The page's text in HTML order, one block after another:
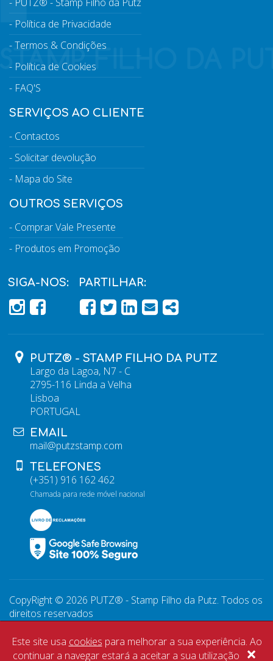
Política de Privacidade
Termos & Condições
Política de Cookies
FAQ'S
SERVIÇOS AO CLIENTE
Contactos
Solicitar devolução
Mapa do Site
OUTROS SERVIÇOS
Comprar Vale Presente
Produtos em Promoção
SIGA-NOS:
PÁGINA DO FACEBOOK
PÁGINA DO FACEBOOK
PARTILHAR:
FACEBOOK
TWITTER
LINKEDIN
EMAIL
PUTZ® - STAMP FILHO DA PUTZ
Largo da Lagoa, N7 - C
2795-116 Linda a Velha
Lisboa
PORTUGAL
EMAIL
mail@putzstamp.com
TELEFONES
(+351) 916 162 462
Chamada para rede móvel nacional
CopyRight © 2026 PUTZ® - Stamp Filho da Putz. Todos os
direitos reservados
Este site usa cookies para melhorar a sua experiência. Ao
continuar a navegar estará a aceitar a sua utilização ×